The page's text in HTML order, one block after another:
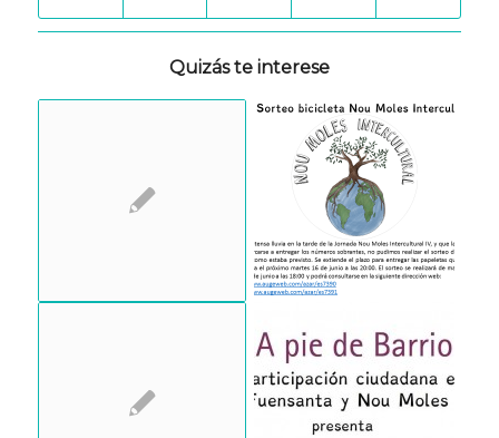
Quizás te interese